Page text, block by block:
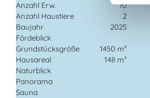
Anzahl Erw.
10
Anzahl Haustiere
2
Baujahr
2025
Fördeblick
Grundstücksgröße
1450 m²
Hausareal
148 m²
Naturblick
Panorama
Sauna